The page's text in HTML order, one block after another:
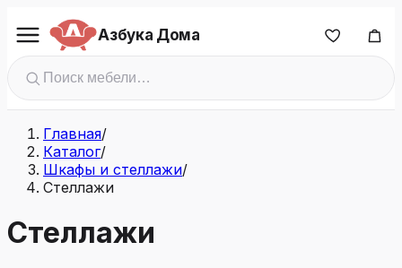
Азбука Дома
Главная/
Каталог/
Шкафы и стеллажи/
Стеллажи
Стеллажи